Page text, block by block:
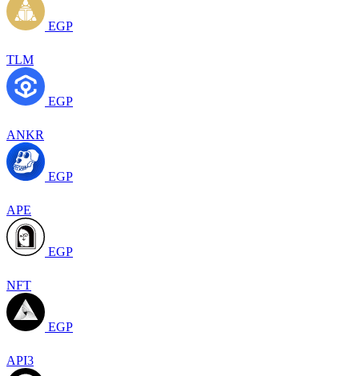
EGP
TLM
EGP
ANKR
EGP
APE
EGP
NFT
EGP
API3